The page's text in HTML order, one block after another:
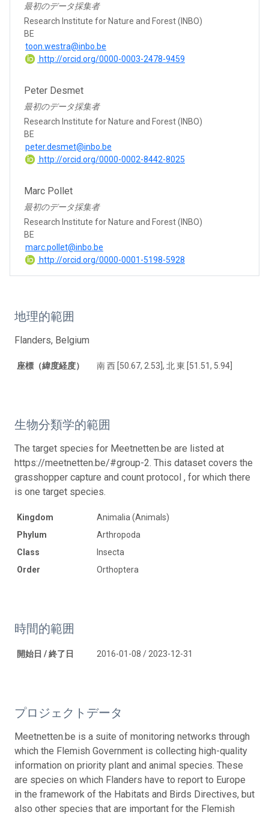
最初のデータ採集者
Research Institute for Nature and Forest (INBO)
BE
toon.westra@inbo.be
http://orcid.org/0000-0003-2478-9459
Peter Desmet
最初のデータ採集者
Research Institute for Nature and Forest (INBO)
BE
peter.desmet@inbo.be
http://orcid.org/0000-0002-8442-8025
Marc Pollet
最初のデータ採集者
Research Institute for Nature and Forest (INBO)
BE
marc.pollet@inbo.be
http://orcid.org/0000-0001-5198-5928
地理的範囲
Flanders, Belgium
座標（緯度経度） 南 西 [50.67, 2.53], 北 東 [51.51, 5.94]
生物分類学的範囲
The target species for Meetnetten.be are listed at
https://meetnetten.be/#group-2. This dataset covers the
grasshopper capture and count protocol , for which there
is one target species.
Kingdom
Animalia (Animals)
Phylum
Arthropoda
Class
Insecta
Order
Orthoptera
時間的範囲
開始日 / 終了日 2016-01-08 / 2023-12-31
プロジェクトデータ
Meetnetten.be is a suite of monitoring networks through
which the Flemish Government is collecting high-quality
information on priority plant and animal species. These
are species on which Flanders have to report to Europe
in the framework of the Habitats and Birds Directives, but
also other species that are important for the Flemish